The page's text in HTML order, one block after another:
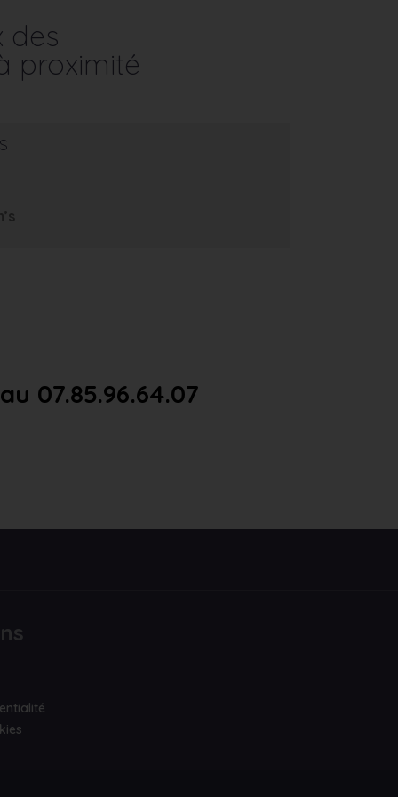
des
proximité
07.85.96.64.07